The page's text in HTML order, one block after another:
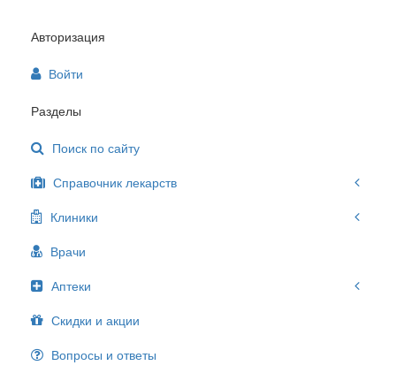
Авторизация
Войти
Разделы
Поиск по сайту
Справочник лекарств
Клиники
Врачи
Аптеки
Скидки и акции
Вопросы и ответы